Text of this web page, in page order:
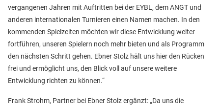
vergangenen Jahren mit Auftritten bei der EYBL, dem ANGT und
anderen internationalen Turnieren einen Namen machen. In den
kommenden Spielzeiten möchten wir diese Entwicklung weiter
fortführen, unseren Spielern noch mehr bieten und als Programm
den nächsten Schritt gehen. Ebner Stolz hält uns hier den Rücken
frei und ermöglicht uns, den Blick voll auf unsere weitere
Entwicklung richten zu können.“
Frank Strohm, Partner bei Ebner Stolz ergänzt: „Da uns die